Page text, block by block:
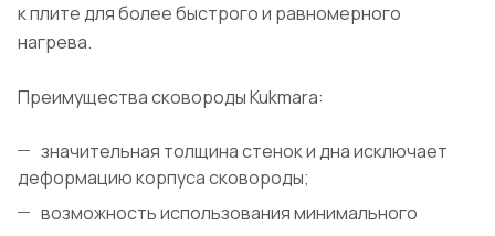
к плите для более быстрого и равномерного
нагрева.
Преимущества сковороды Kukmara:
значительная толщина стенок и дна исключает
деформацию корпуса сковороды;
возможность использования минимального